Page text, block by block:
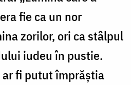
fie ca un nor
zorilor, ori ca stâlpul
iudeu în pustie.
fi putut împrăștia